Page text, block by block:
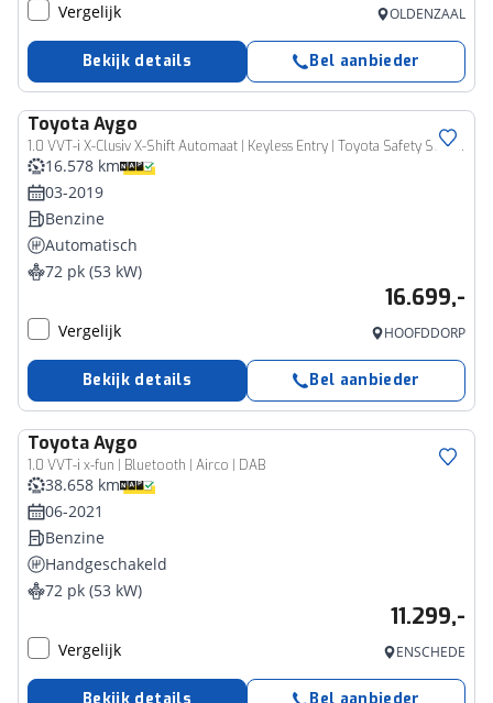
Vergelijk OLDENZAAL
Bekijk details Bel aanbieder
ToyotaAygo
1.0 VVT-i X-Clusiv X-Shift Automaat | Keyless Entry | Toyota Safety Sense |
16.578 km
03-2019
Benzine
Automatisch
72 pk (53 kW)
16.699,-
Vergelijk HOOFDDORP
Bekijk details Bel aanbieder
ToyotaAygo
1.0 VVT-i x-fun | Bluetooth | Airco | DAB
38.658 km
06-2021
Benzine
Handgeschakeld
72 pk (53 kW)
11.299,-
Vergelijk ENSCHEDE